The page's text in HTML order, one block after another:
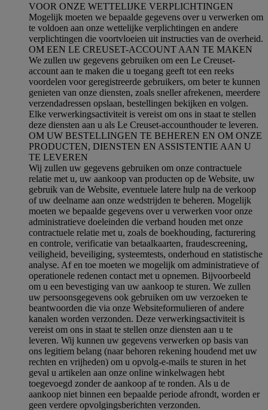
VOOR ONZE WETTELIJKE VERPLICHTINGEN
Mogelijk moeten we bepaalde gegevens over u verwerken om
te voldoen aan onze wettelijke verplichtingen en andere
verplichtingen die voortvloeien uit instructies van de overheid.
OM EEN LE CREUSET-ACCOUNT AAN TE MAKEN
We zullen uw gegevens gebruiken om een Le Creuset-
account aan te maken die u toegang geeft tot een reeks
voordelen voor geregistreerde gebruikers, om beter te kunnen
genieten van onze diensten, zoals sneller afrekenen, meerdere
verzendadressen opslaan, bestellingen bekijken en volgen.
Elke verwerkingsactiviteit is vereist om ons in staat te stellen
deze diensten aan u als Le Creuset-accounthouder te leveren.
OM UW BESTELLINGEN TE BEHEREN EN OM ONZE
PRODUCTEN, DIENSTEN EN ASSISTENTIE AAN U
TE LEVEREN
Wij zullen uw gegevens gebruiken om onze contractuele
relatie met u, uw aankoop van producten op de Website, uw
gebruik van de Website, eventuele latere hulp na de verkoop
of uw deelname aan onze wedstrijden te beheren. Mogelijk
moeten we bepaalde gegevens over u verwerken voor onze
administratieve doeleinden die verband houden met onze
contractuele relatie met u, zoals de boekhouding, facturering
en controle, verificatie van betaalkaarten, fraudescreening,
veiligheid, beveiliging, systeemtests, onderhoud en statistische
analyse. Af en toe moeten we mogelijk om administratieve of
operationele redenen contact met u opnemen. Bijvoorbeeld
om u een bevestiging van uw aankoop te sturen. We zullen
uw persoonsgegevens ook gebruiken om uw verzoeken te
beantwoorden die via onze Websiteformulieren of andere
kanalen worden verzonden. Deze verwerkingsactiviteit is
vereist om ons in staat te stellen onze diensten aan u te
leveren. Wij kunnen uw gegevens verwerken op basis van
ons legitiem belang (naar behoren rekening houdend met uw
rechten en vrijheden) om u opvolg-e-mails te sturen in het
geval u artikelen aan onze online winkelwagen hebt
toegevoegd zonder de aankoop af te ronden. Als u de
aankoop niet binnen een bepaalde periode afrondt, worden er
geen verdere opvolgingsberichten verzonden.